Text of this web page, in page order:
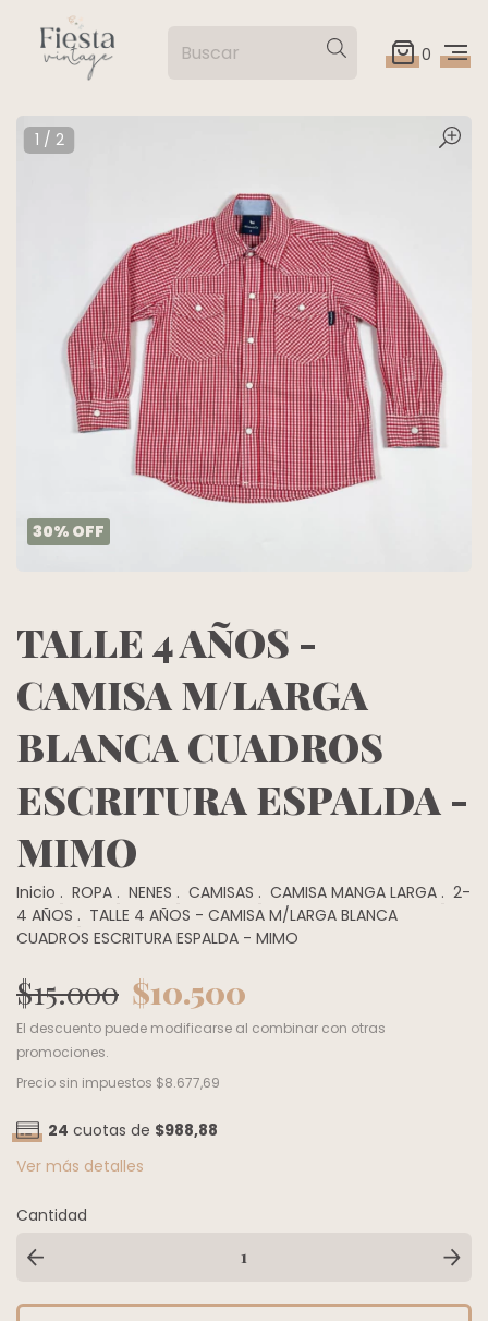
0
TALLE 4 AÑOS -
CAMISA M/LARGA
BLANCA CUADROS
ESCRITURA ESPALDA -
MIMO
Inicio . ROPA . NENES . CAMISAS . CAMISA MANGA LARGA . 2-
4 AÑOS . TALLE 4 AÑOS - CAMISA M/LARGA BLANCA
CUADROS ESCRITURA ESPALDA - MIMO
$15.000 $10.500
El descuento puede modificarse al combinar con otras
promociones.
Precio sin impuestos $8.677,69
24 cuotas de $988,88
Ver más detalles
Cantidad
30% OFF
1 / 2